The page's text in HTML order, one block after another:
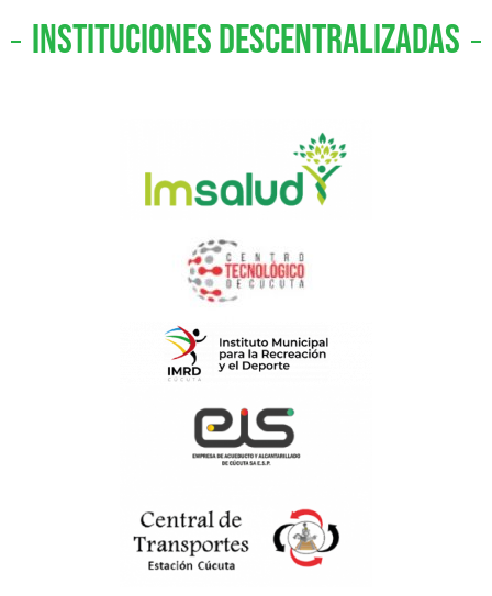
INSTITUCIONES DESCENTRALIZADAS